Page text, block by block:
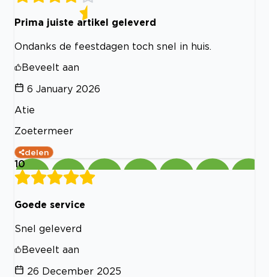
Prima juiste artikel geleverd
Ondanks de feestdagen toch snel in huis.
Beveelt aan
6 January 2026
Atie
Zoetermeer
delen
10
Goede service
Snel geleverd
Beveelt aan
26 December 2025